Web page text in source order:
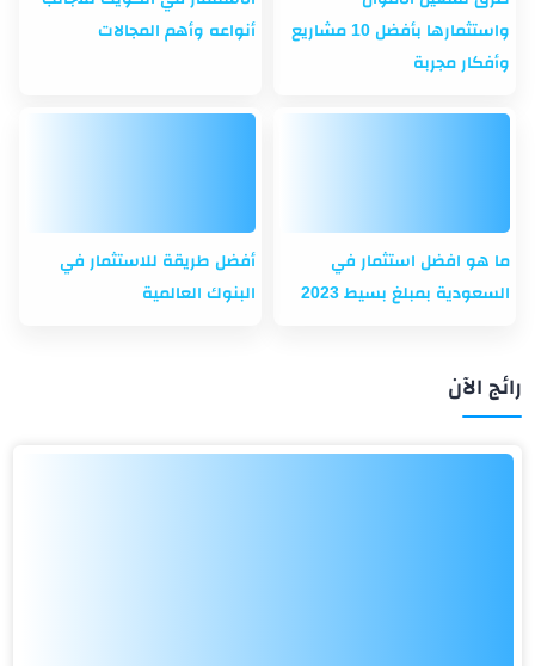
واستثمارها بأفضل 10 مشاريع
وأفكار مجربة
أنواعه وأهم المجالات
ما هو افضل استثمار في
السعودية بمبلغ بسيط 2023
أفضل طريقة للاستثمار في
البنوك العالمية
رائج الآن